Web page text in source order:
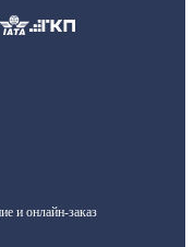
и онлайн-заказ